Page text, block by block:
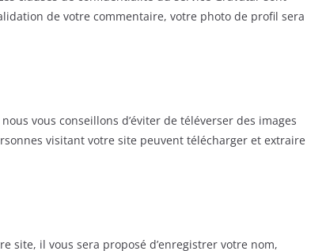
de votre commentaire, votre photo de profil sera
vous conseillons d’éviter de téléverser des images
visitant votre site peuvent télécharger et extraire
site, il vous sera proposé d’enregistrer votre nom,